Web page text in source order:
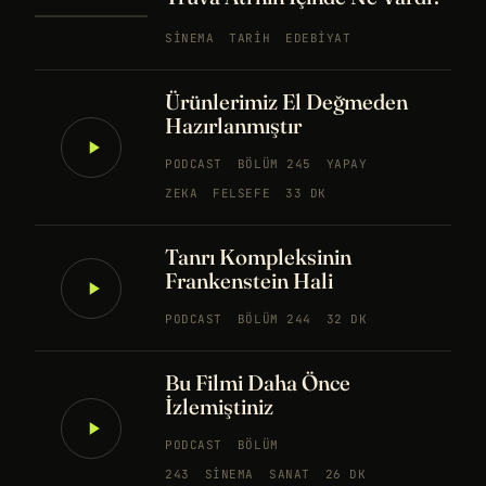
SINEMA TARIH EDEBIYAT
Ürünlerimiz El Değmeden
Hazırlanmıştır
PODCAST BÖLÜM 245
YAPAY
ZEKA
FELSEFE 33 DK
Tanrı Kompleksinin
Frankenstein Hali
PODCAST BÖLÜM 244 32 DK
Bu Filmi Daha Önce
İzlemiştiniz
PODCAST
BÖLÜM
243
SINEMA SANAT 26 DK